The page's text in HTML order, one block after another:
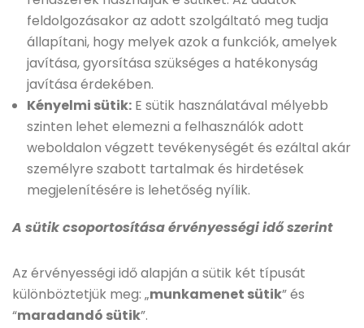
feldolgozásakor az adott szolgáltató meg tudja
állapítani, hogy melyek azok a funkciók, amelyek
javítása, gyorsítása szükséges a hatékonyság
javítása érdekében.
Kényelmi sütik: E sütik használatával mélyebb
szinten lehet elemezni a felhasználók adott
weboldalon végzett tevékenységét és ezáltal akár
személyre szabott tartalmak és hirdetések
megjelenítésére is lehetőség nyílik.
A sütik csoportosítása érvényességi idő szerint
Az érvényességi idő alapján a sütik két típusát
különböztetjük meg: „munkamenet sütik” és
“maradandó sütik”.